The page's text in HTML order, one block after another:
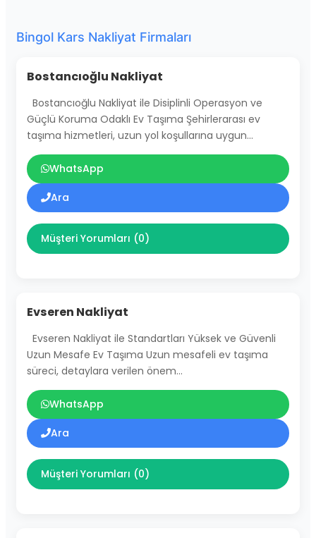
Bingol Kars Nakliyat Firmaları
Bostancıoğlu Nakliyat
Bostancıoğlu Nakliyat ile Disiplinli Operasyon ve
Güçlü Koruma Odaklı Ev Taşıma Şehirlerarası ev
taşıma hizmetleri, uzun yol koşullarına uygun…
WhatsApp
Ara
Müşteri Yorumları (0)
Evseren Nakliyat
Evseren Nakliyat ile Standartları Yüksek ve Güvenli
Uzun Mesafe Ev Taşıma Uzun mesafeli ev taşıma
süreci, detaylara verilen önem…
WhatsApp
Ara
Müşteri Yorumları (0)